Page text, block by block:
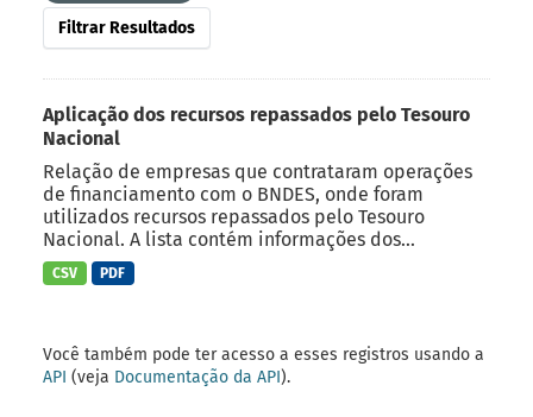
Filtrar Resultados
Aplicação dos recursos repassados pelo Tesouro
Nacional
Relação de empresas que contrataram operações
de financiamento com o BNDES, onde foram
utilizados recursos repassados pelo Tesouro
Nacional. A lista contém informações dos...
CSV PDF
Você também pode ter acesso a esses registros usando a
API (veja Documentação da API).